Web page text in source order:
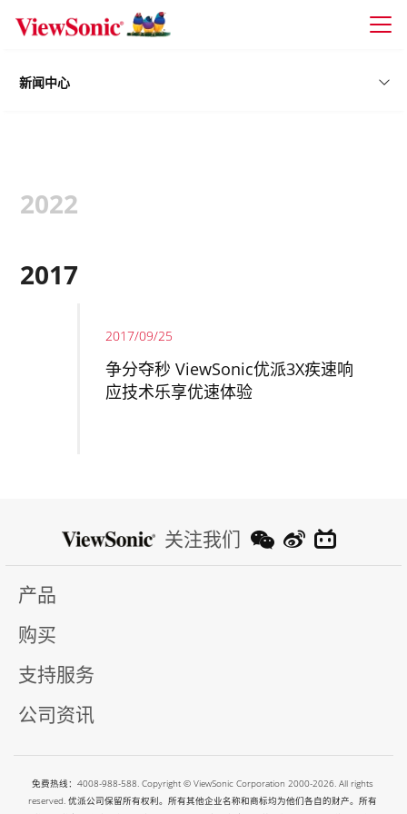
Skip to main content
新闻中心
2022
2017
2017/09/25
争分夺秒 ViewSonic优派3X疾速响
应技术乐享优速体验
关注我们
产品
购买
支持服务
公司资讯
免费热线：4008-988-588. Copyright © ViewSonic Corporation 2000-2026. All rights
reserved. 优派公司保留所有权利。所有其他企业名称和商标均为他们各自的财产。所有